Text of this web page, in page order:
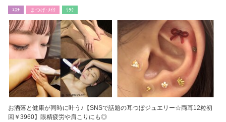
ｴｽﾃ まつげ･ﾒｲｸ ﾘﾗｸ
お洒落と健康が同時に叶う♪【SNSで話題の耳つぼジュエリー☆両耳12粒初
回￥3960】眼精疲労や肩こりにも◎